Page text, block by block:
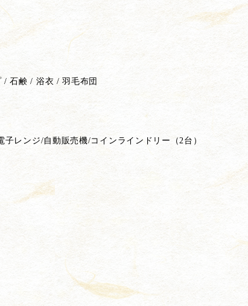
/ 石鹸 / 浴衣 / 羽毛布団
レンジ/自動販売機/コインラインドリー（2台）